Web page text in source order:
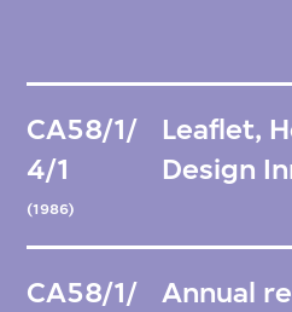
CA58/1/
4/1
(1986)
Leaflet,
Design
CA58/1/
Annual